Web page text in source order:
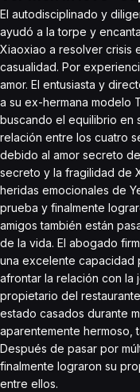
El autodisciplinado y
ayudó a la torpe y
Xiaoxiao a resolver crisis
casualidad. Por
amor. El entusiasta y
a su ex-hermana modelo
buscando el equilibrio en
relación entre los cuatro
debido al amor secreto
secreto y la fragilidad de
heridas emocionales de
prueba y finalmente
amigos también están
de la vida. El abogado
una excelente capacidad
afrontar la relación con la
propietario del
estado casados durante
aparentemente hermoso,
Después de pasar por
finalmente lograron su
entre ellos.